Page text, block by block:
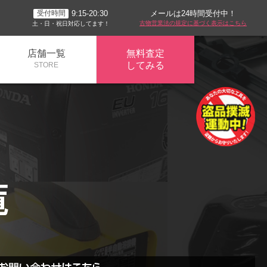
受付時間 9:15-20:30
土・日・祝日対応してます！
メールは24時間受付中！
古物営業法の規定に基づく表示はこちら
店舗一覧
STORE
無料査定
してみる